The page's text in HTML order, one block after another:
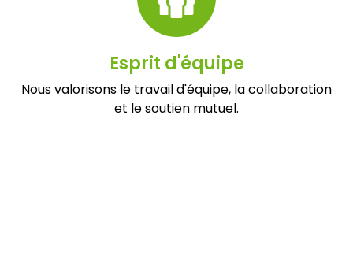
Esprit d'équipe
Nous valorisons le travail d'équipe, la collaboration
et le soutien mutuel.